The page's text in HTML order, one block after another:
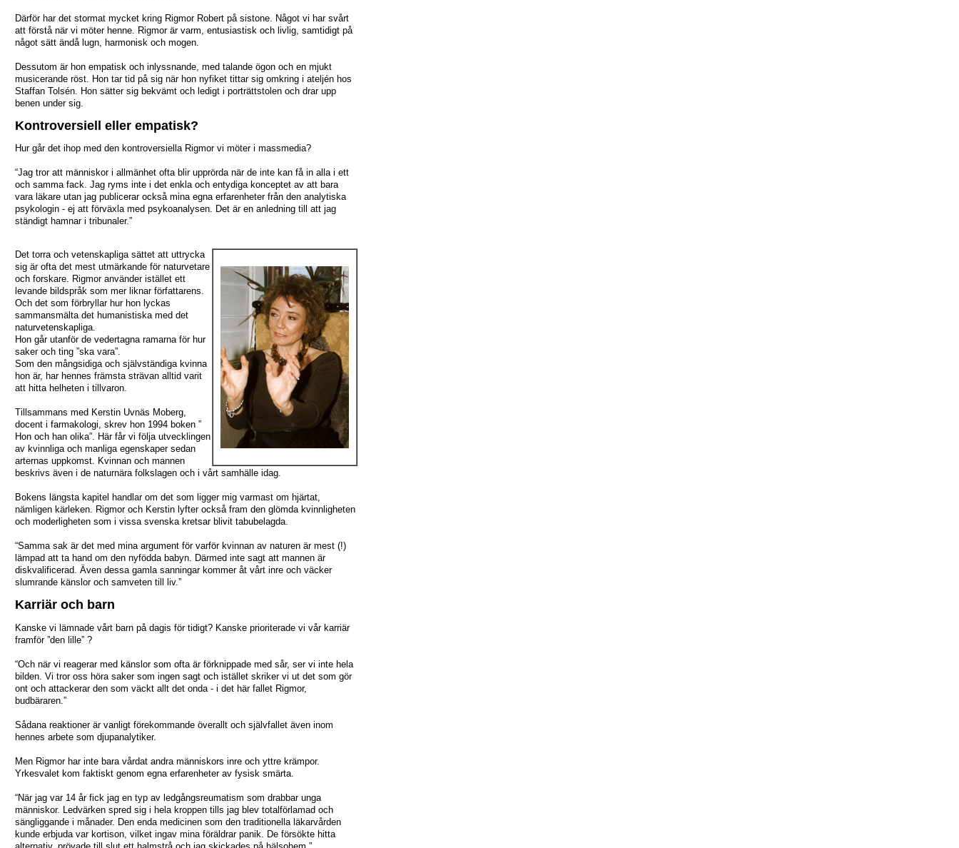
Därför har det stormat mycket kring Rigmor Robert på sistone. Något vi har svårt
att förstå när vi möter henne. Rigmor är varm, entusiastisk och livlig, samtidigt på
något sätt ändå lugn, harmonisk och mogen.
Dessutom är hon empatisk och inlyssnande, med talande ögon och en mjukt
musicerande röst. Hon tar tid på sig när hon nyfiket tittar sig omkring i ateljén hos
Staffan Tolsén. Hon sätter sig bekvämt och ledigt i porträttstolen och drar upp
benen under sig.
Kontroversiell eller empatisk?
Hur går det ihop med den kontroversiella Rigmor vi möter i massmedia?
“Jag tror att människor i allmänhet ofta blir upprörda när de inte kan få in alla i ett
och samma fack. Jag ryms inte i det enkla och entydiga konceptet av att bara
vara läkare utan jag publicerar också mina egna erfarenheter från den analytiska
psykologin - ej att förväxla med psykoanalysen. Det är en anledning till att jag
ständigt hamnar i tribunaler.”
Det torra och vetenskapliga sättet att uttrycka
sig är ofta det mest utmärkande för naturvetare
och forskare. Rigmor använder istället ett
levande bildspråk som mer liknar författarens.
Och det som förbryllar hur hon lyckas
sammansmälta det humanistiska med det
naturvetenskapliga.
Hon går utanför de vedertagna ramarna för hur
saker och ting ”ska vara”.
Som den mångsidiga och självständiga kvinna
hon är, har hennes främsta strävan alltid varit
att hitta helheten i tillvaron.
Tillsammans med Kerstin Uvnäs Moberg,
docent i farmakologi, skrev hon 1994 boken ”
Hon och han olika”. Här får vi följa utvecklingen
av kvinnliga och manliga egenskaper sedan
arternas uppkomst. Kvinnan och mannen
beskrivs även i de naturnära folkslagen och i vårt samhälle idag.
Bokens längsta kapitel handlar om det som ligger mig varmast om hjärtat,
nämligen kärleken. Rigmor och Kerstin lyfter också fram den glömda kvinnligheten
och moderligheten som i vissa svenska kretsar blivit tabubelagda.
“Samma sak är det med mina argument för varför kvinnan av naturen är mest (!)
lämpad att ta hand om den nyfödda babyn. Därmed inte sagt att mannen är
diskvalificerad. Även dessa gamla sanningar kommer åt vårt inre och väcker
slumrande känslor och samveten till liv.”
Karriär och barn
Kanske vi lämnade vårt barn på dagis för tidigt? Kanske prioriterade vi vår karriär
framför ”den lille” ?
“Och när vi reagerar med känslor som ofta är förknippade med sår, ser vi inte hela
bilden. Vi tror oss höra saker som ingen sagt och istället skriker vi ut det som gör
ont och attackerar den som väckt allt det onda - i det här fallet Rigmor,
budbäraren.”
Sådana reaktioner är vanligt förekommande överallt och självfallet även inom
hennes arbete som djupanalytiker.
Men Rigmor har inte bara vårdat andra människors inre och yttre krämpor.
Yrkesvalet kom faktiskt genom egna erfarenheter av fysisk smärta.
“När jag var 14 år fick jag en typ av ledgångsreumatism som drabbar unga
människor. Ledvärken spred sig i hela kroppen tills jag blev totalförlamad och
sängliggande i månader. Den enda medicinen som den traditionella läkarvården
kunde erbjuda var kortison, vilket ingav mina föräldrar panik. De försökte hitta